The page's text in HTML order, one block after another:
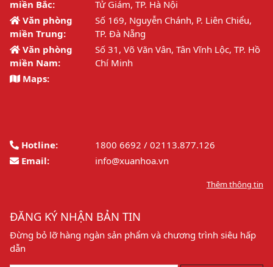
miền Bắc:
Tử Giám, TP. Hà Nội
Văn phòng
miền Trung:
Số 169, Nguyễn Chánh, P. Liên Chiểu,
TP. Đà Nẵng
Văn phòng
miền Nam:
Số 31, Võ Văn Vân, Tân Vĩnh Lộc, TP. Hồ
Chí Minh
Maps:
Hotline:
1800 6692 / 02113.877.126
Email:
info@xuanhoa.vn
Thêm thông tin
ĐĂNG KÝ NHẬN BẢN TIN
Đừng bỏ lỡ hàng ngàn sản phẩm và chương trình siêu hấp
dẫn